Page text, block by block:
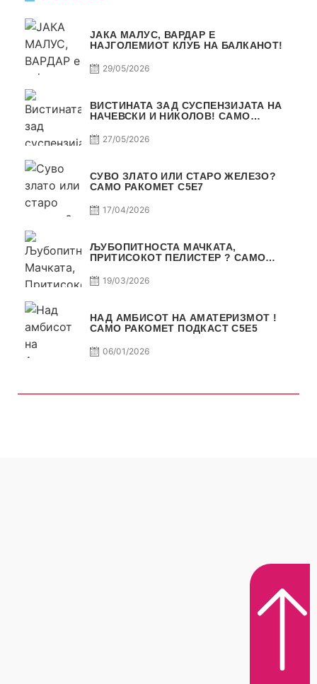
ЈАКА МАЛУС, ВАРДАР Е
НАЈГОЛЕМИОТ КЛУБ НА БАЛКАНОТ!
29/05/2026
ВИСТИНАТА ЗАД СУСПЕНЗИЈАТА НА
НАЧЕВСКИ И НИКОЛОВ! САМО
27/05/2026
СУВО ЗЛАТО ИЛИ СТАРО ЖЕЛЕЗО?
САМО РАКОМЕТ С5Е7
17/04/2026
ЉУБОПИТНОСТА МАЧКАТА,
ПРИТИСОКОТ ПЕЛИСТЕР ? САМО
19/03/2026
НАД АМБИСОТ НА АМАТЕРИЗМОТ !
САМО РАКОМЕТ ПОДКАСТ С5E5
06/01/2026